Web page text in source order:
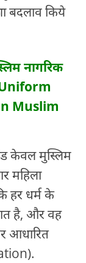
बदलाव किये
नागरिक
Muslim
केवल मुस्लिम
महिला
हर धर्म के
है, और वह
आधारित